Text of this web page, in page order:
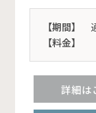
【期間】
【料金】
詳細は